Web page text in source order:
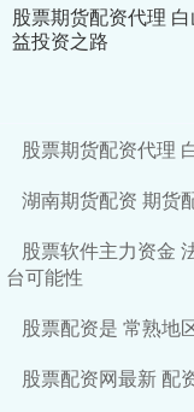
股票期货配资代理
益投资之路
股票期货配资代理
湖南期货配资 期货
股票软件主力资金
台可能性
股票配资是 常熟地
股票配资网最新 配